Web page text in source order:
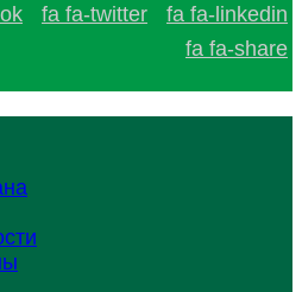
fa fa-twitter
fa fa-linkedin
fa fa-share